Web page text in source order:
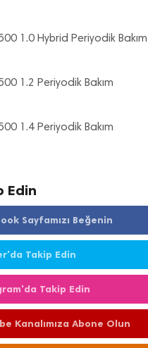
1.0 Hybrid Periyodik Bakım
1.2 Periyodik Bakım
1.4 Periyodik Bakım
Edin
Sayfamızı Beğenin
Takip Edin
Takip Edin
Kanalımıza Abone Olun